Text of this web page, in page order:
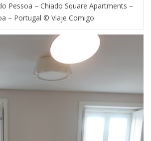
Pessoa – Chiado Square Apartments –
– Portugal © Viaje Comigo